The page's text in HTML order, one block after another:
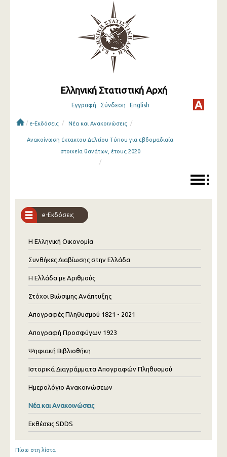
Ελληνική Στατιστική Αρχή
Εγγραφή Σύνδεση English
/ e-Εκδόσεις / Νέα και Ανακοινώσεις /
Ανακοίνωση έκτακτου Δελτίου Τύπου για εβδομαδιαία
στοιχεία θανάτων, έτους 2020
/
e-Εκδόσεις
Η Ελληνική Οικονομία
Συνθήκες Διαβίωσης στην Ελλάδα
Η Ελλάδα με Αριθμούς
Στόχοι Βιώσιμης Ανάπτυξης
Απογραφές Πληθυσμού 1821 - 2021
Απογραφή Προσφύγων 1923
Ψηφιακή Βιβλιοθήκη
Ιστορικά Διαγράμματα Απογραφών Πληθυσμού
Ημερολόγιο Ανακοινώσεων
Νέα και Ανακοινώσεις
Εκθέσεις SDDS
Πίσω στη λίστα